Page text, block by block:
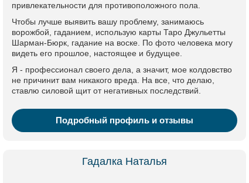
привлекательности для противоположного пола.
Чтобы лучше выявить вашу проблему, занимаюсь
ворожбой, гаданием, использую карты Таро Джульетты
Шарман-Бюрк, гадание на воске. По фото человека могу
видеть его прошлое, настоящее и будущее.
Я - профессионал своего дела, а значит, мое колдовство
не причинит вам никакого вреда. На все, что делаю,
ставлю силовой щит от негативных последствий.
Подробный профиль и отзывы
Гадалка Наталья